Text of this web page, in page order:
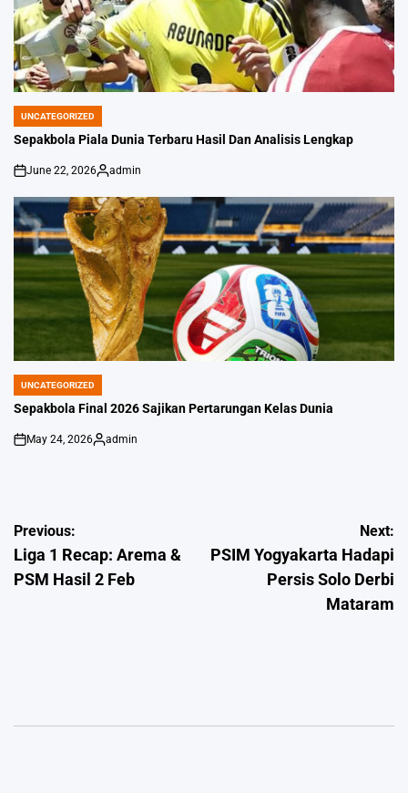
POSTED
IN
UNCATEGORIZED
Sepakbola Piala Dunia Terbaru Hasil Dan Analisis Lengkap
on
June 22, 2026
Posted
admin
POSTED
IN
UNCATEGORIZED
Sepakbola Final 2026 Sajikan Pertarungan Kelas Dunia
on
May 24, 2026
Posted
admin
Post
navigation
Previous:
Liga 1 Recap: Arema &
PSM Hasil 2 Feb
Next:
PSIM Yogyakarta Hadapi
Persis Solo Derbi
Mataram